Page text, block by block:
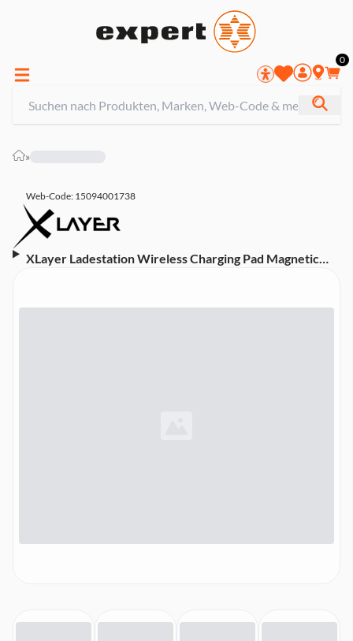
0
»
Web-Code: 15094001738
XLayer Ladestation Wireless Charging Pad Magnetic